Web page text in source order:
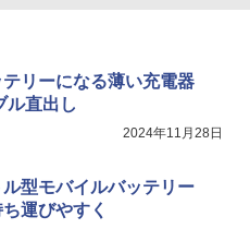
テリーになる薄い充電器
ル直出し
2024年11月28日
ル型モバイルバッテリー
運びやすく